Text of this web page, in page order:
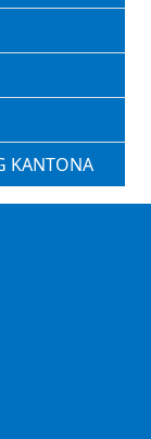
KANTONA